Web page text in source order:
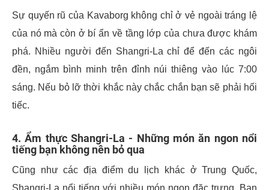
Sự quyến rũ của Kavaborg không chỉ ở vẻ ngoài tráng lệ
của nó mà còn ở bí ẩn về tầng lớp của chưa được khám
phá. Nhiều người đến Shangri-La chỉ để đến các ngôi
đền, ngắm bình minh trên đỉnh núi thiêng vào lúc 7:00
sáng. Nếu bỏ lỡ thời khắc này chắc chắn bạn sẽ phải hối
tiếc.
4. Ẩm thực Shangri-La - Những món ăn ngon nổi
tiếng bạn không nên bỏ qua
Cũng như các địa điểm du lịch khác ở Trung Quốc,
Shangri-La nổi tiếng với nhiều món ngon đặc trưng. Bạn